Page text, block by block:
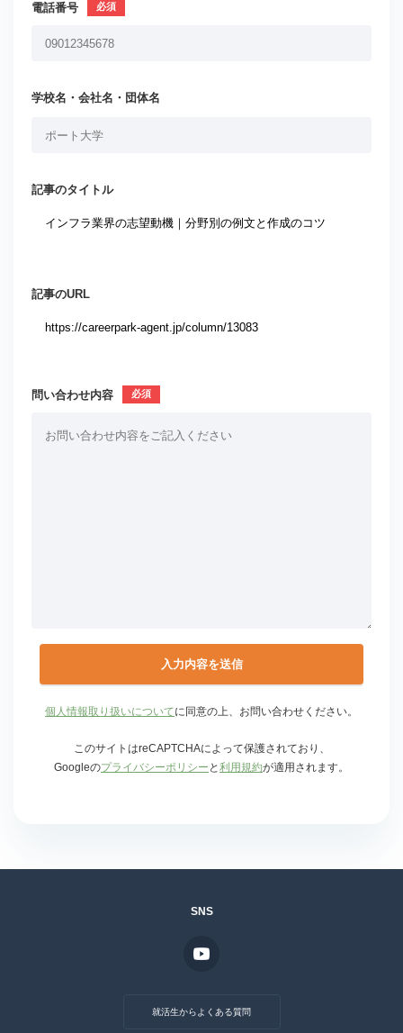
電話番号
学校名・会社名・団体名
記事のタイトル
記事のURL
問い合わせ内容
個人情報取り扱いについてに同意の上、お問い合わせください。
このサイトはreCAPTCHAによって保護されており、
Googleのプライバシーポリシー と 利用規約が適用されます。
SNS
就活生からよくある質問